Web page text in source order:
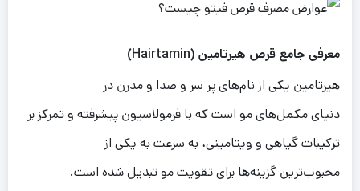
معرفی جامع قرص هیرتامین (Hairtamin)
هیرتامین یکی از نام‌های پر سر و صدا و مدرن در
دنیای مکمل‌های مو است که با فرمولاسیون پیشرفته و تمرکز بر
ترکیبات گیاهی و ویتامینی، به سرعت به یکی از
محبوب‌ترین گزینه‌ها برای تقویت مو تبدیل شده است.